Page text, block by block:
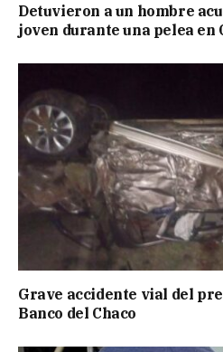
Detuvieron a un hombre
joven durante una pelea en
Grave accidente vial del
Banco del Chaco